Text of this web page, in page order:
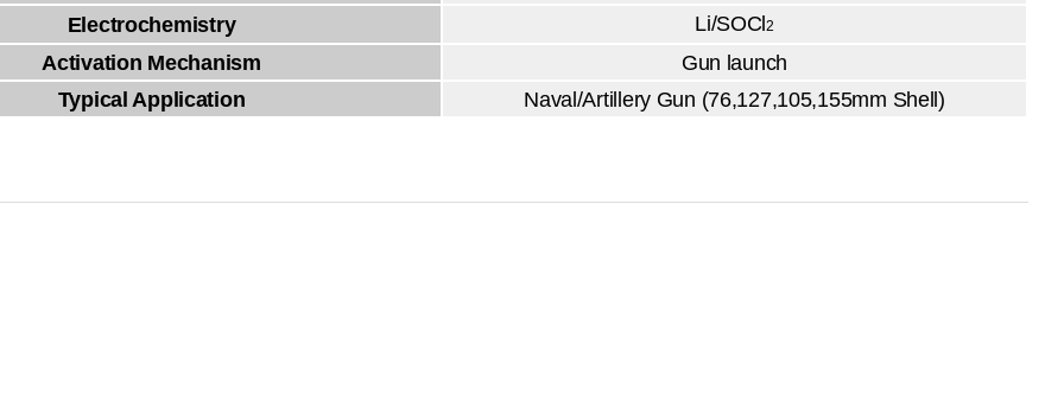
Electrochemistry
Li/SOCl2
Activation Mechanism
Gun launch
Typical Application
Naval/Artillery Gun (76,127,105,155mm Shell)